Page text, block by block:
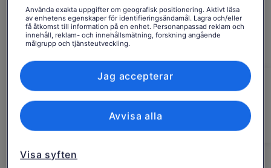
1 vuxen
fre 7 aug. lör 8 aug. sön 9 aug. mån 10 aug.
Priset
är
per
*Få
ett
2 369 kr
inklusive skatter och avgifter
*Få ett lägre pris genom att välja fler än två
vuxna
Se biljetter
Innehållet på den här sidan kan ha skapats med
maskinöversättning
Se originaltexten (engelska)
Lämna feedback om översättningen
ny
Använda exakta uppgifter om geografisk positionering. Aktivt läsa
av enhetens egenskaper för identifieringsändamål. Lagra och/eller
få åtkomst till information på en enhet. Personanpassad reklam och
innehåll, reklam- och innehållsmätning, forskning angående
målgrupp och tjänsteutveckling.
Visa syften
Avvisa alla
Jag accepterar